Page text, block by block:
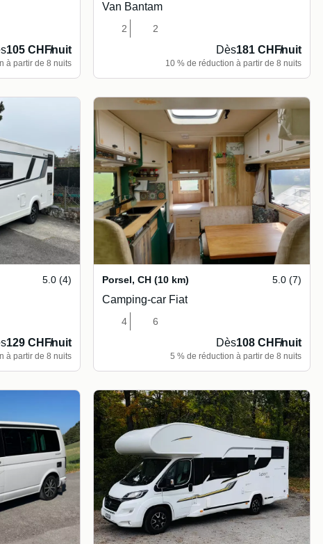
105 CHF/nuit
à partir de 8 nuits
Van Bantam
2 2
Dès181 CHF/nuit
10 % de réduction à partir de 8 nuits
5.0 (4)
129 CHF/nuit
à partir de 8 nuits
Porsel, CH (10 km) 5.0 (7)
Camping-car Fiat
4 6
Dès108 CHF/nuit
5 % de réduction à partir de 8 nuits